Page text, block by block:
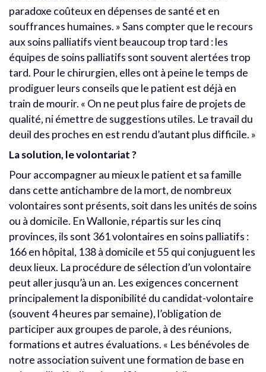
paradoxe coûteux en dépenses de santé et en
souffrances humaines. » Sans compter que le recours
aux soins palliatifs vient beaucoup trop tard : les
équipes de soins palliatifs sont souvent alertées trop
tard. Pour le chirurgien, elles ont à peine le temps de
prodiguer leurs conseils que le patient est déjà en
train de mourir. « On ne peut plus faire de projets de
qualité, ni émettre de suggestions utiles. Le travail du
deuil des proches en est rendu d’autant plus difficile. »
La solution, le volontariat ?
Pour accompagner au mieux le patient et sa famille
dans cette antichambre de la mort, de nombreux
volontaires sont présents, soit dans les unités de soins
ou à domicile. En Wallonie, répartis sur les cinq
provinces, ils sont 361 volontaires en soins palliatifs :
166 en hôpital, 138 à domicile et 55 qui conjuguent les
deux lieux. La procédure de sélection d’un volontaire
peut aller jusqu’à un an. Les exigences concernent
principalement la disponibilité du candidat-volontaire
(souvent 4 heures par semaine), l’obligation de
participer aux groupes de parole, à des réunions,
formations et autres évaluations. « Les bénévoles de
notre association suivent une formation de base en